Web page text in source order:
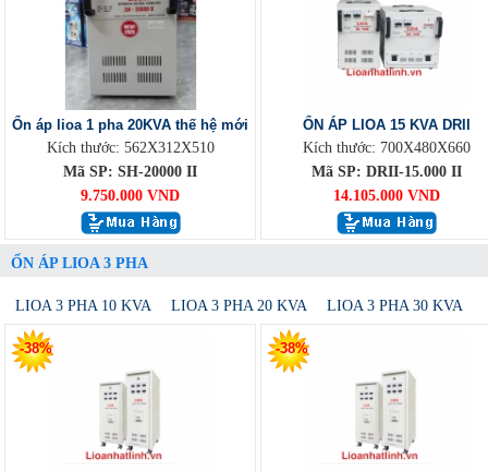
Ổn áp lioa 1 pha 20KVA thế hệ mới
Kích thước: 562X312X510
Mã SP: SH-20000 II
9.750.000 VND
ỔN ÁP LIOA 15 KVA DRII
Kích thước: 700X480X660
Mã SP: DRII-15.000 II
14.105.000 VND
ỔN ÁP LIOA 3 PHA
LIOA 3 PHA 10 KVA LIOA 3 PHA 20 KVA LIOA 3 PHA 30 KVA
-38% -38%